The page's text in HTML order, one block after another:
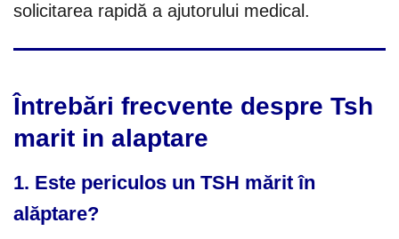
solicitarea rapidă a ajutorului medical.
Întrebări frecvente despre Tsh
marit in alaptare
1. Este periculos un TSH mărit în
alăptare?